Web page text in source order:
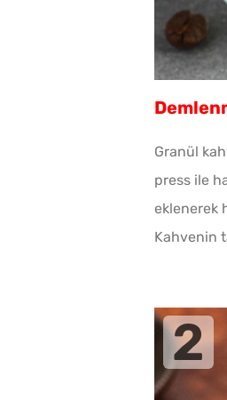
Granül
press ile
eklenerek
Kahvenin